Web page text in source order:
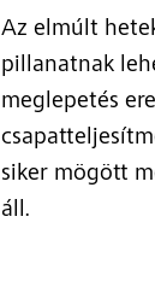
Az elmúlt
pillanatnak
meglepetés
siker mögött
áll.